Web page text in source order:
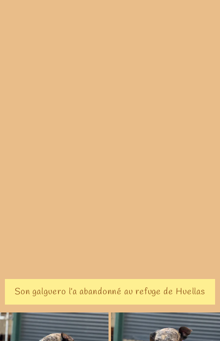
Son galguero l’a abandonné au refuge de Huellas